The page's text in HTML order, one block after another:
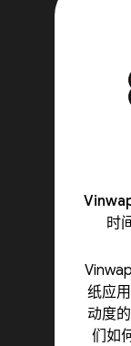
时
纸应
动度
们如